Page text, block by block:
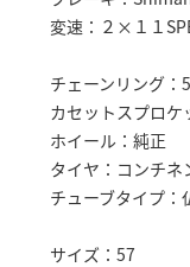
変速：２×１１
チェーンリング：
カセットスプロケ
ホイール：純正
タイヤ：コンチ
チューブタイプ：
サイズ：57